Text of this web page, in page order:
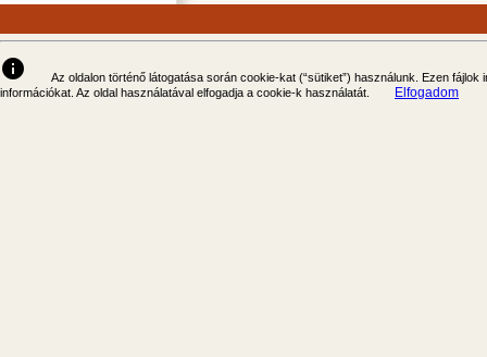
info
Az oldalon történő látogatása során cookie-kat (“sütiket”) használunk. Ezen
információkat. Az oldal használatával elfogadja a cookie-k használatát.
Elfogadom